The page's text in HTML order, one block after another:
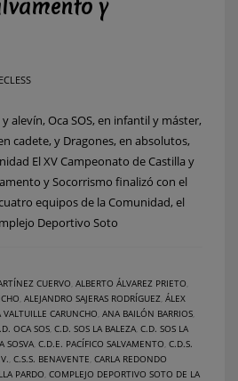
y
alevín, Oca SOS, en infantil y máster,
cadete, y Dragones, en absolutos,
El XV Campeonato de Castilla y
y Socorrismo finalizó con el
equipos de la Comunidad, el
Deportivo Soto
CUERVO ALBERTO ÁLVAREZ PRIETO
ALEJANDRO SAJERAS RODRÍGUEZ ÁLEX
VALTUILLE CARUNCHO ANA BAILÓN BARRIOS
OCA SOS C.D. SOS LA BALEZA C.D. SOS LA
SOSVA C.D.E. PACÍFICO SALVAMENTO C.D.S.
C.S.S. BENAVENTE CARLA REDONDO
PARDO COMPLEJO DEPORTIVO SOTO DE LA